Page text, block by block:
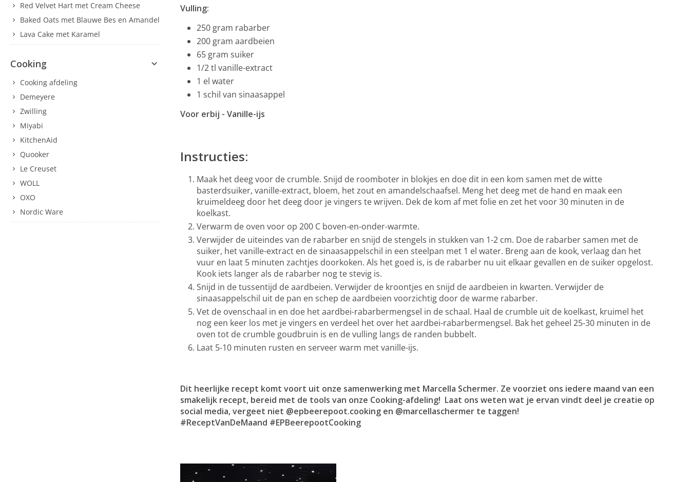
Red Velvet Hart met Cream Cheese
Baked Oats met Blauwe Bes en Amandel
Lava Cake met Karamel
Cooking
Cooking afdeling
Demeyere
Zwilling
Miyabi
KitchenAid
Quooker
Le Creuset
WOLL
OXO
Nordic Ware
Vulling:
250 gram rabarber
200 gram aardbeien
65 gram suiker
1/2 tl vanille-extract
1 el water
1 schil van sinaasappel
Voor erbij - Vanille-ijs
Instructies:
Maak het deeg voor de crumble. Snijd de roomboter in blokjes en doe dit in een kom samen met de witte
basterdsuiker, vanille-extract, bloem, het zout en amandelschaafsel. Meng het deeg met de hand en maak een
kruimeldeeg door het deeg door je vingers te wrijven. Dek de kom af met folie en zet het voor 30 minuten in de
koelkast.
Verwarm de oven voor op 200 C boven-en-onder-warmte.
Verwijder de uiteindes van de rabarber en snijd de stengels in stukken van 1-2 cm. Doe de rabarber samen met de
suiker, het vanille-extract en de sinaasappelschil in een steelpan met 1 el water. Breng aan de kook, verlaag dan het
vuur en laat 5 minuten zachtjes doorkoken. Als het goed is, is de rabarber nu uit elkaar gevallen en de suiker opgelost.
Kook iets langer als de rabarber nog te stevig is.
Snijd in de tussentijd de aardbeien. Verwijder de kroontjes en snijd de aardbeien in kwarten. Verwijder de
sinaasappelschil uit de pan en schep de aardbeien voorzichtig door de warme rabarber.
Vet de ovenschaal in en doe het aardbei-rabarbermengsel in de schaal. Haal de crumble uit de koelkast, kruimel het
nog een keer los met je vingers en verdeel het over het aardbei-rabarbermengsel. Bak het geheel 25-30 minuten in de
oven tot de crumble goudbruin is en de vulling langs de randen bubbelt.
Laat 5-10 minuten rusten en serveer warm met vanille-ijs.
Dit heerlijke recept komt voort uit onze samenwerking met Marcella Schermer. Ze voorziet ons iedere maand van een
smakelijk recept, bereid met de tools van onze Cooking-afdeling! ​Laat ons weten wat je ervan vindt deel je creatie op
social media, vergeet niet @epbeerepoot.cooking en @marcellaschermer te taggen!
#ReceptVanDeMaand #EPBeerepootCooking